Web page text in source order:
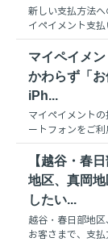
新しい支払方法
イペイメント支
マイペイメ
かわらず「お
iPh...
マイペイメント
ートフォンをご
【越谷・春
地区、真岡
したい...
越谷・春日部地
お客さまで、支